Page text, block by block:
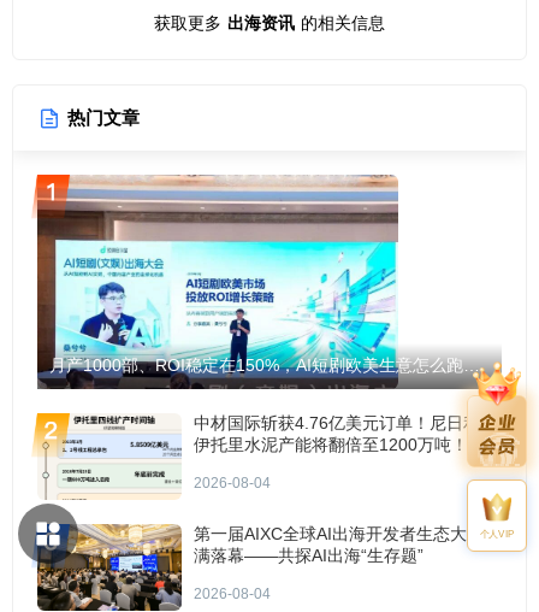
获取更多 出海资讯 的相关信息
热门文章
月产1000部、ROI稳定在150%，AI短剧欧美生意怎么跑通？
中材国际斩获4.76亿美元订单！尼日利亚
伊托里水泥产能将翻倍至1200万吨！
2026-08-04
第一届AIXC全球AI出海开发者生态大会圆
满落幕——共探AI出海“生存题”
2026-08-04
个人VIP